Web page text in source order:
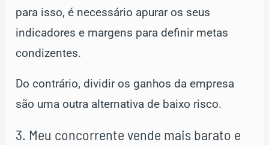
para isso, é necessário apurar os seus
indicadores e margens para definir metas
condizentes.
Do contrário, dividir os ganhos da empresa
são uma outra alternativa de baixo risco.
3. Meu concorrente vende mais barato e